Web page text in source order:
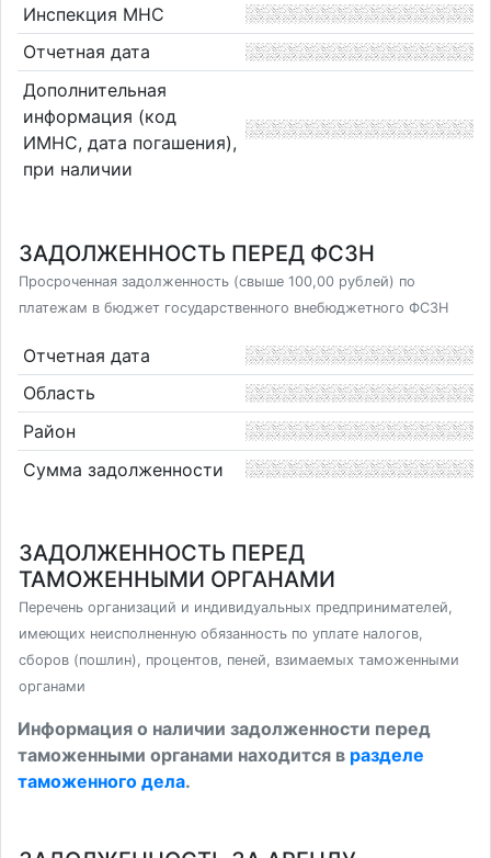
Инспекция МНС
Отчетная дата
Дополнительная
информация (код
ИМНС, дата погашения),
при наличии
ЗАДОЛЖЕННОСТЬ ПЕРЕД ФСЗН
Просроченная задолженность (свыше 100,00 рублей) по
платежам в бюджет государственного внебюджетного ФСЗН
Отчетная дата
Область
Район
Сумма задолженности
ЗАДОЛЖЕННОСТЬ ПЕРЕД
ТАМОЖЕННЫМИ ОРГАНАМИ
Перечень организаций и индивидуальных предпринимателей,
имеющих неисполненную обязанность по уплате налогов,
сборов (пошлин), процентов, пеней, взимаемых таможенными
органами
Информация о наличии задолженности перед
таможенными органами находится в разделе
таможенного дела.